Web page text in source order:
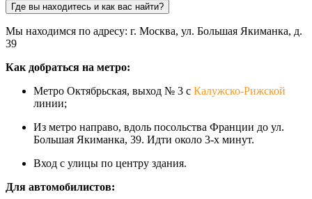
Где вы находитесь и как вас найти?
Мы находимся по адресу: г. Москва, ул. Большая Якиманка, д.
39
Как добраться на метро:
Метро Октябрьская, выход № 3 с Калужско-Рижской
линии;
Из метро направо, вдоль посольства Франции до ул.
Большая Якиманка, 39. Идти около 3-х минут.
Вход с улицы по центру здания.
Для автомобилистов: